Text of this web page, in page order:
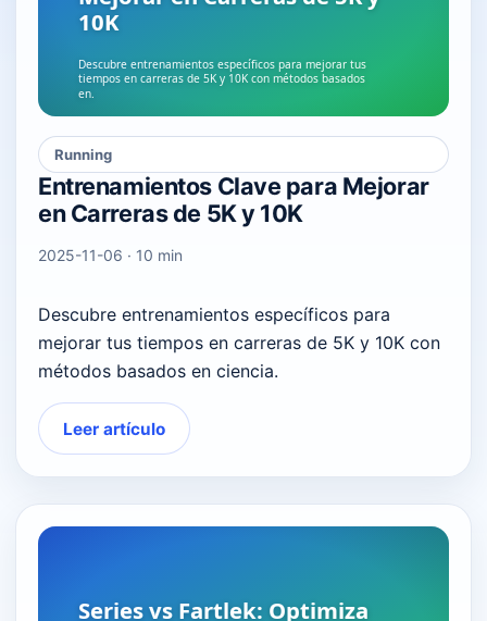
Running
Entrenamientos Clave para Mejorar
en Carreras de 5K y 10K
2025-11-06 · 10 min
Descubre entrenamientos específicos para
mejorar tus tiempos en carreras de 5K y 10K con
métodos basados en ciencia.
Leer artículo